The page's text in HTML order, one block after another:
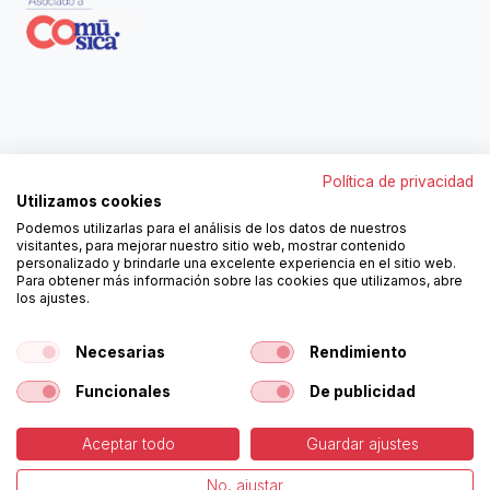
962250313
ortola@ortola-sa.es
Av. d'Albaida, s/n
46840 La Pobla del Duc (Valencia)
¡Síguenos!
Copyright © Ortolá, S.A. -Política de Cookies -Aviso
Política de privacidad
Utilizamos cookies
Podemos utilizarlas para el análisis de los datos de nuestros
visitantes, para mejorar nuestro sitio web, mostrar contenido
personalizado y brindarle una excelente experiencia en el sitio web.
Para obtener más información sobre las cookies que utilizamos, abre
los ajustes.
Necesarias Rendimiento
Funcionales De publicidad
Aceptar todo Guardar ajustes
No, ajustar